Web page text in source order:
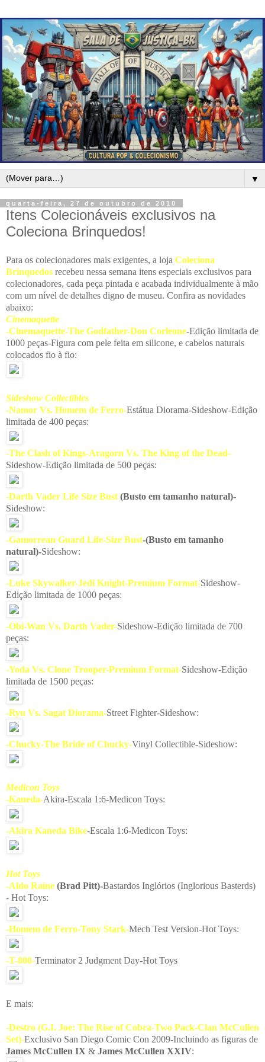
▼
quarta-feira, 27 de outubro de 2010
Itens Colecionáveis exclusivos na
Coleciona Brinquedos!
Para os colecionadores mais exigentes, a loja Coleciona
Brinquedos recebeu nessa semana itens especiais exclusivos para
colecionadores, cada peça pintada e acabada individualmente à mão
com um nível de detalhes digno de museu. Confira as novidades
abaixo:
Cinemaquette
-Cinemaquette-The Godfather-Don Corleone-Edição limitada de
1000 peças-Figura com pele feita em silicone, e cabelos naturais
colocados fio à fio:
Sideshow Collectibles
-Namor Vs. Homem de Ferro-Estátua Diorama-Sideshow-Edição
limitada de 400 peças:
-The Clash of Kings-Aragorn Vs. The King of the Dead-
Sideshow-Edição limitada de 500 peças:
-Darth Vader Life Size Bust (Busto em tamanho natural)-
Sideshow:
-Gamorrean Guard Life-Size Bust-(Busto em tamanho
natural)-Sideshow:
-Luke Skywalker-Jedi Knight-Premium Format-Sideshow-
Edição limitada de 1000 peças:
-Obi-Wan Vs. Darth Vader-Sideshow-Edição limitada de 700
peças:
-Yoda Vs. Clone Trooper-Premium Format-Sideshow-Edição
limitada de 1500 peças:
-Ryu Vs. Sagat Diorama-Street Fighter-Sideshow:
-Chucky-The Bride of Chucky-Vinyl Collectible-Sideshow:
Medicon Toys
-Kaneda-Akira-Escala 1:6-Medicon Toys:
-Akira Kaneda Bike-Escala 1:6-Medicon Toys:
Hot Toys
-Aldo Raine (Brad Pitt)-Bastardos Inglórios (Inglorious Basterds)
- Hot Toys:
-Homem de Ferro-Tony Stark-Mech Test Version-Hot Toys:
-T-800-Terminator 2 Judgment Day-Hot Toys
E mais:
-Destro (G.I. Joe: The Rise of Cobra-Two Pack-Clan McCullen
Set)-Exclusivo San Diego Comic Con 2009-Incluindo as figuras de
James McCullen IX & James McCullen XXIV: